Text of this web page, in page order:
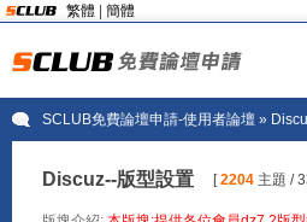
繁體 簡體
SCLUB免費論壇申請-使用者論壇»
Discuz--版型設置 [2204主題 /